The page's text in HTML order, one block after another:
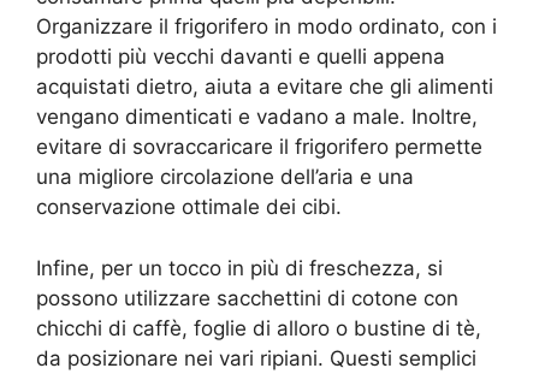
Organizzare il frigorifero in modo ordinato, con i
prodotti più vecchi davanti e quelli appena
acquistati dietro, aiuta a evitare che gli alimenti
vengano dimenticati e vadano a male. Inoltre,
evitare di sovraccaricare il frigorifero permette
una migliore circolazione dell’aria e una
conservazione ottimale dei cibi.
Infine, per un tocco in più di freschezza, si
possono utilizzare sacchettini di cotone con
chicchi di caffè, foglie di alloro o bustine di tè,
da posizionare nei vari ripiani. Questi semplici